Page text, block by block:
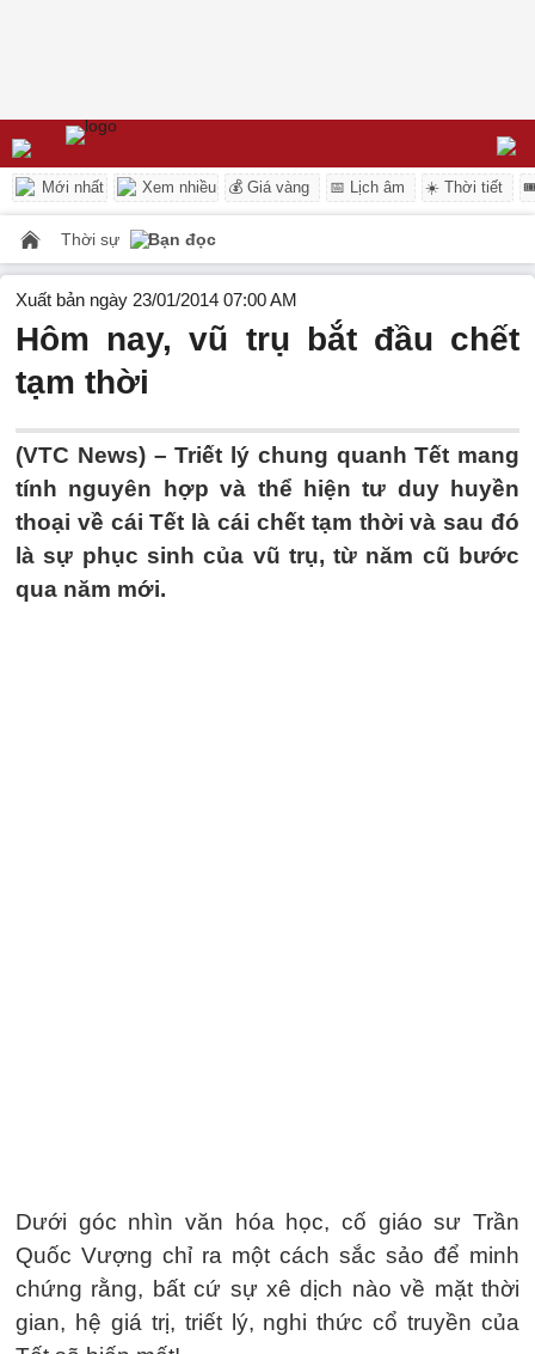
Mới nhất Xem nhiều 💰 Giá vàng 📅 Lịch âm ☀️ Thời tiết
Thời sự Bạn đọc
Xuất bản ngày 23/01/2014 07:00 AM
Hôm nay, vũ trụ bắt đầu chết
tạm thời
(VTC News) – Triết lý chung quanh Tết mang
tính nguyên hợp và thể hiện tư duy huyền
thoại về cái Tết là cái chết tạm thời và sau đó
là sự phục sinh của vũ trụ, từ năm cũ bước
qua năm mới.
Dưới góc nhìn văn hóa học, cố giáo sư Trần
Quốc Vượng chỉ ra một cách sắc sảo để minh
chứng rằng, bất cứ sự xê dịch nào về mặt thời
gian, hệ giá trị, triết lý, nghi thức cổ truyền của